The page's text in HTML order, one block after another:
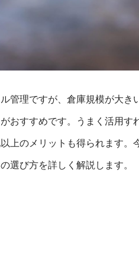
管理ですが、倉庫規模が大き
おすすめです。うまく活用す
上のメリットも得られます。
選び方を詳しく解説します。